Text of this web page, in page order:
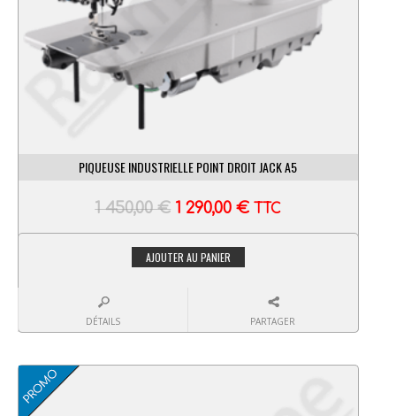
PIQUEUSE INDUSTRIELLE POINT DROIT JACK A5
1 450,00€ 1 290,00€ TTC
AJOUTER AU PANIER
DÉTAILS PARTAGER